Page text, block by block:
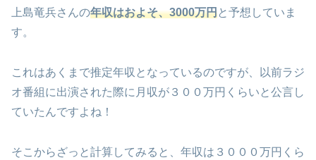
上島竜兵さんの年収はおよそ、3000万円と予想していま
す。
これはあくまで推定年収となっているのですが、以前ラジ
オ番組に出演された際に月収が３００万円くらいと公言し
ていたんですよね！
そこからざっと計算してみると、年収は３０００万円くら